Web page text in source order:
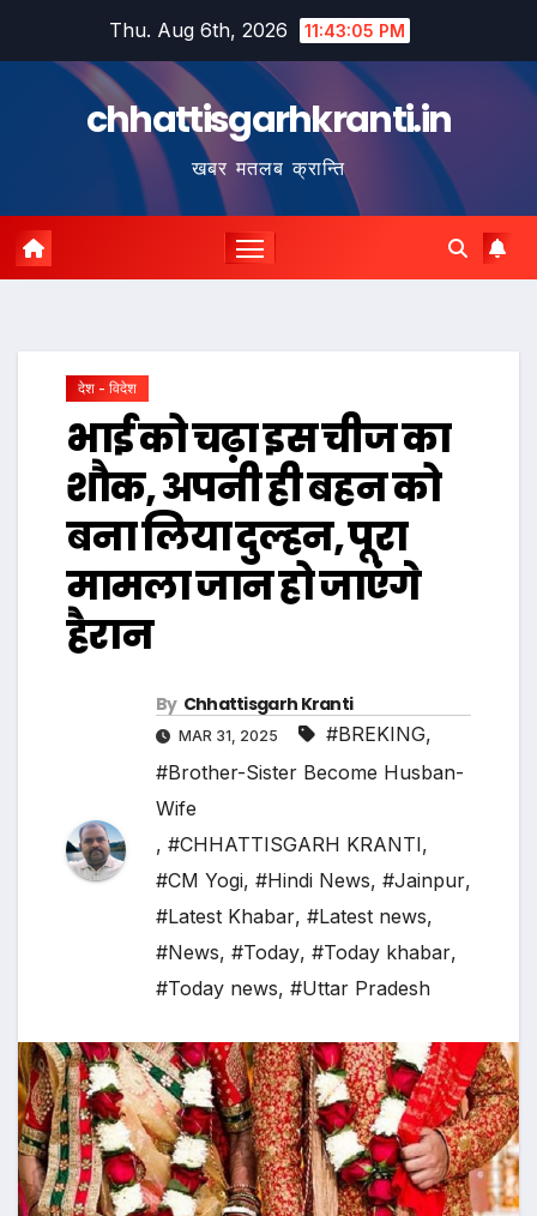
Thu. Aug 6th, 2026 11:43:05 PM
chhattisgarhkranti.in
खबर मतलब क्रान्ति
देश - विदेश
भाई को चढ़ा इस चीज का
शौक, अपनी ही बहन को
बना लिया दुल्हन, पूरा
मामला जान हो जाएंगे
हैरान
By Chhattisgarh Kranti
MAR 31, 2025 #BREKING,
#Brother-Sister Become Husban-
Wife
, #CHHATTISGARH KRANTI,
#CM Yogi, #Hindi News, #Jainpur,
#Latest Khabar, #Latest news,
#News, #Today, #Today khabar,
#Today news, #Uttar Pradesh